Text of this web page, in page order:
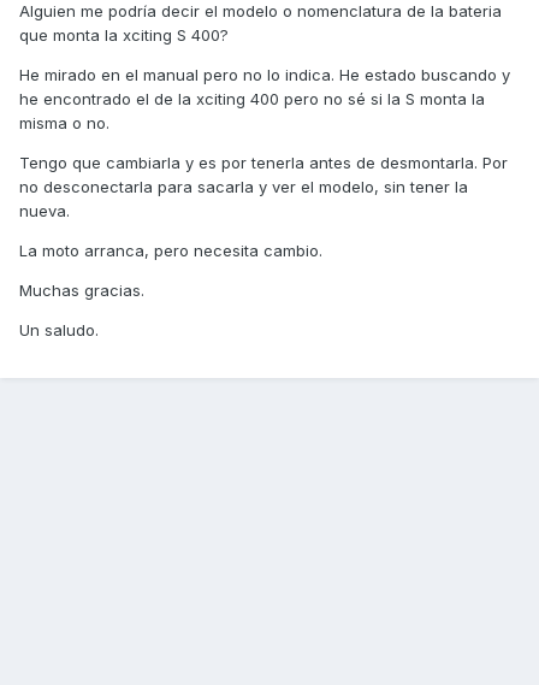
Alguien me podría decir el modelo o nomenclatura de la bateria
que monta la xciting S 400?
He mirado en el manual pero no lo indica. He estado buscando y
he encontrado el de la xciting 400 pero no sé si la S monta la
misma o no.
Tengo que cambiarla y es por tenerla antes de desmontarla. Por
no desconectarla para sacarla y ver el modelo, sin tener la
nueva.
La moto arranca, pero necesita cambio.
Muchas gracias.
Un saludo.